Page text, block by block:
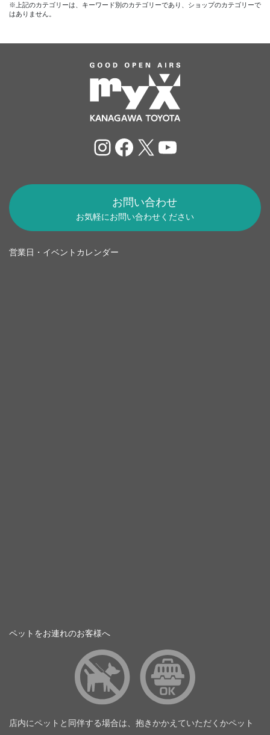
※上記のカテゴリーは、キーワード別のカテゴリーであり、ショップのカテゴリーで
はありません。
Instagram
Facebook
X YouTube
お問い合わせ
お気軽にお問い合わせください
営業日・イベントカレンダー
ペットをお連れのお客様へ
店内にペットと同伴する場合は、抱きかかえていただくかペット